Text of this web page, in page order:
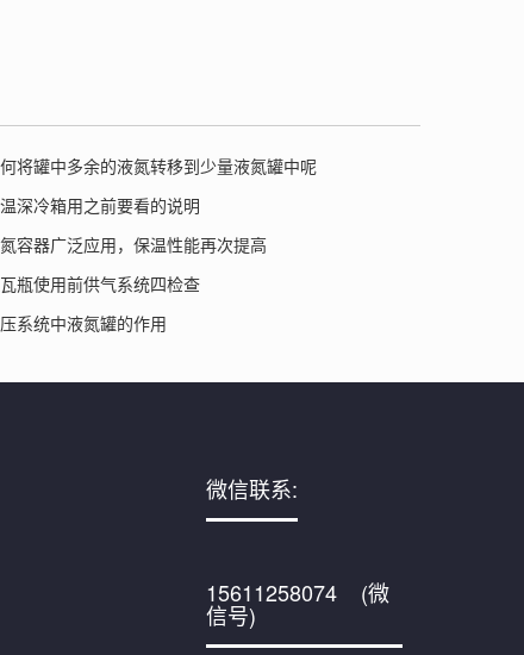
将罐中多余的液氮转移到少量液氮罐中呢
深冷箱用之前要看的说明
容器广泛应用，保温性能再次提高
瓶使用前供气系统四检查
系统中液氮罐的作用
微信联系:
15611258074 (微
信号)